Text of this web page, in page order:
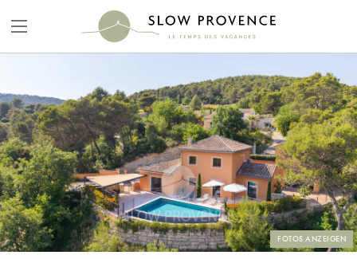
FOTOS ANZEIGEN